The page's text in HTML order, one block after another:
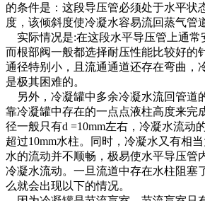
的条件是：这段导压管必须处于水平状
度，该倾斜度使冷凝水容易流回蒸气管
实际情况是:在这段水平导压管上通常
而根部阀一般都选择耐压性能比较好的
通径特别小，且流通通道还存在弯曲，
是极其困难的。
另外，冷凝罐中多余冷凝水流回管道
靠冷凝罐中存在的一点点液柱高度来完
径一般只有d =10mm左右，冷凝水流动
超过10mm水柱。同时，冷凝水又有相
水的流动并不顺畅，极易使水平导压管
冷凝水流动。一旦流道中存在水柱阻塞
么就会出现以下的情况。